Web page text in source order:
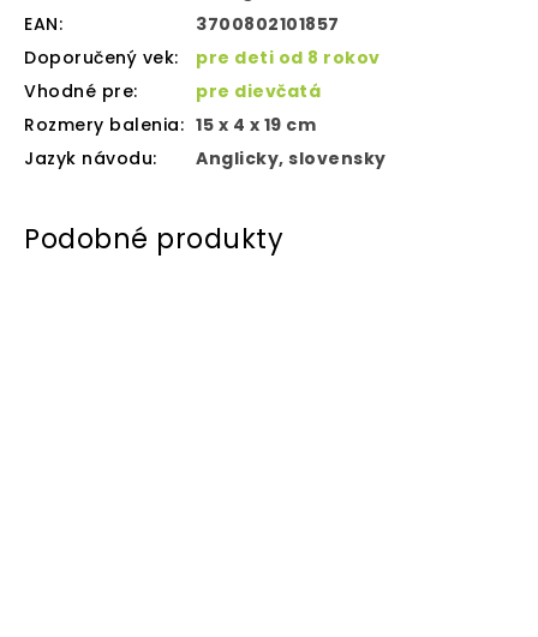
EAN:
3700802101857
Doporučený vek:
pre deti od 8 rokov
Vhodné pre:
pre dievčatá
Rozmery balenia: 15 x 4 x 19 cm
Jazyk návodu: Anglicky, slovensky